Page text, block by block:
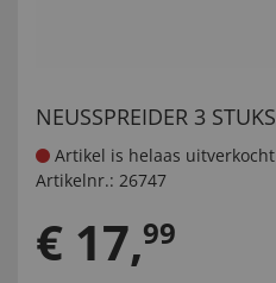
NEUSSPREIDER 3 STUKS
Artikel is helaas uitverkocht
Artikelnr.: 26747
€ 17,99